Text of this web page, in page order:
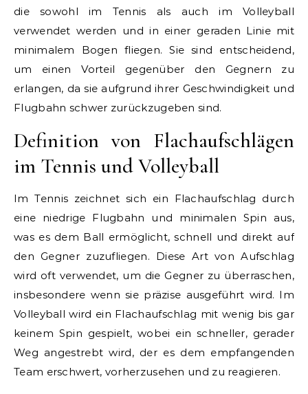
die sowohl im Tennis als auch im Volleyball
verwendet werden und in einer geraden Linie mit
minimalem Bogen fliegen. Sie sind entscheidend,
um einen Vorteil gegenüber den Gegnern zu
erlangen, da sie aufgrund ihrer Geschwindigkeit und
Flugbahn schwer zurückzugeben sind.
Definition von Flachaufschlägen
im Tennis und Volleyball
Im Tennis zeichnet sich ein Flachaufschlag durch
eine niedrige Flugbahn und minimalen Spin aus,
was es dem Ball ermöglicht, schnell und direkt auf
den Gegner zuzufliegen. Diese Art von Aufschlag
wird oft verwendet, um die Gegner zu überraschen,
insbesondere wenn sie präzise ausgeführt wird. Im
Volleyball wird ein Flachaufschlag mit wenig bis gar
keinem Spin gespielt, wobei ein schneller, gerader
Weg angestrebt wird, der es dem empfangenden
Team erschwert, vorherzusehen und zu reagieren.